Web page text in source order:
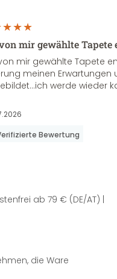
mir gewählte
mir gewählte Tapete
meinen Erwartungen
werde wieder
Bewertung
ab 79 € (DE/AT) |
die Ware